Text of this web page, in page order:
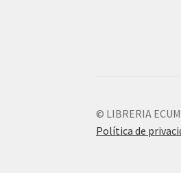
© LIBRERIA
Política de